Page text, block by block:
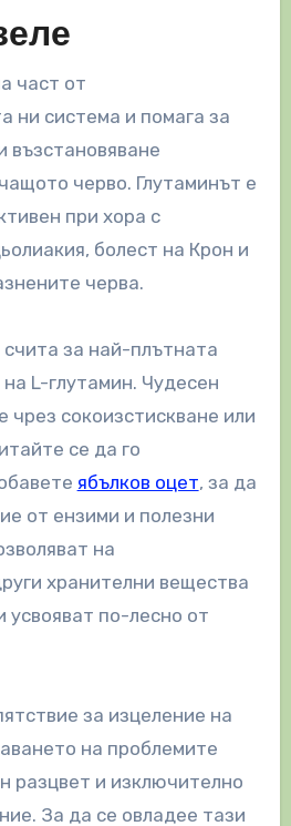
част от
ни система и помага за
възстановяване
черво. Глутаминът е
при хора с
болест на Крон и
черва.
за най-плътната
L-глутамин. Чудесен
чрез сокоизстискване или
се да го
ябълков оцет, за да
от ензими и полезни
на
хранителни вещества
усвояват по-лесно от
за изцеление на
на проблемите
разцвет и изключително
За да се овладее тази